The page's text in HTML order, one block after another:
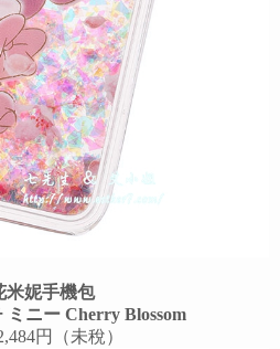
米妮手機包
ミニー Cherry Blossom
円（未稅）